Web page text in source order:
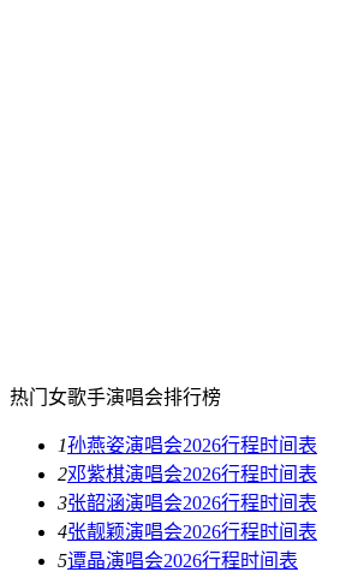
热门女歌手演唱会排行榜
1孙燕姿演唱会2026行程时间表
2邓紫棋演唱会2026行程时间表
3张韶涵演唱会2026行程时间表
4张靓颖演唱会2026行程时间表
5谭晶演唱会2026行程时间表